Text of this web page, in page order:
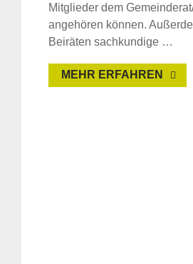
Mitglieder dem
angehören können.
Beiräten sachkundige …
MEHR ERFAHREN